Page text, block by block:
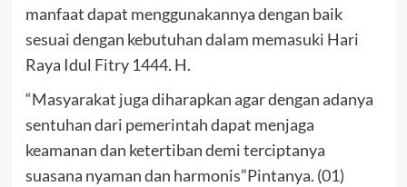
manfaat dapat menggunakannya dengan baik
sesuai dengan kebutuhan dalam memasuki Hari
Raya Idul Fitry 1444. H.
“Masyarakat juga diharapkan agar dengan adanya
sentuhan dari pemerintah dapat menjaga
keamanan dan ketertiban demi terciptanya
suasana nyaman dan harmonis”Pintanya. (01)